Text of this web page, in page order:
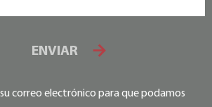
ENVIAR
correo electrónico para que podamos